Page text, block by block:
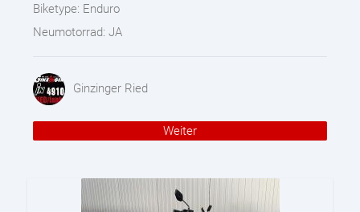
Biketype: Enduro
Neumotorrad: JA
Ginzinger Ried
Weiter